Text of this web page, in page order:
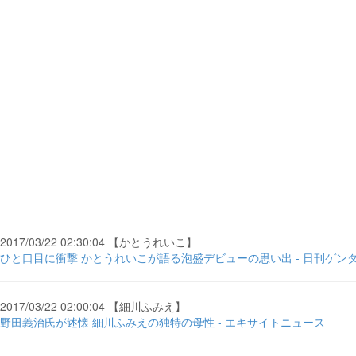
2017/03/22 02:30:04 【かとうれいこ】
ひと口目に衝撃 かとうれいこが語る泡盛デビューの思い出 - 日刊ゲン
2017/03/22 02:00:04 【細川ふみえ】
野田義治氏が述懐 細川ふみえの独特の母性 - エキサイトニュース